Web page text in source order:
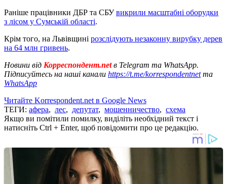
Раніше працівники ДБР та СБУвикрили масштабні оборудки
з лісом у Сумській області.
Крім того, на Львівщині розслідують незаконну вирубку дерев
на 64 млн гривень.
Новини від Корреспондент.netв Telegram та WhatsApp.
Підписуйтесь на наші канали https://t.me/korrespondentnetта
WhatsApp
Читайте Korrespondent.net в Google News
ТЕГИ: афера, лес, депутат, мошенничество, схема
Якщо ви помітили помилку, виділіть необхідний текст і
натисніть Ctrl + Enter, щоб повідомити про це редакцію.